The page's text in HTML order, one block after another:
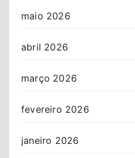
maio 2026
abril 2026
março 2026
fevereiro 2026
janeiro 2026